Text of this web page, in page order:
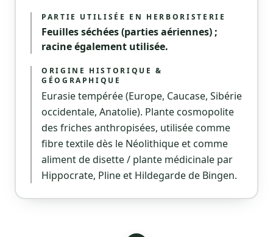
PARTIE UTILISÉE EN HERBORISTERIE
Feuilles séchées (parties aériennes) ;
racine également utilisée.
ORIGINE HISTORIQUE &
GÉOGRAPHIQUE
Eurasie tempérée (Europe, Caucase, Sibérie
occidentale, Anatolie). Plante cosmopolite
des friches anthropisées, utilisée comme
fibre textile dès le Néolithique et comme
aliment de disette / plante médicinale par
Hippocrate, Pline et Hildegarde de Bingen.